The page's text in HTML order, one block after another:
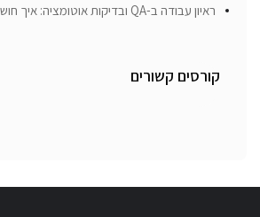
ראיון עבודה ב-QA ובדיקות אוטומציה: איך חושבים כמו בודק תוכנה
קורסים קשורים